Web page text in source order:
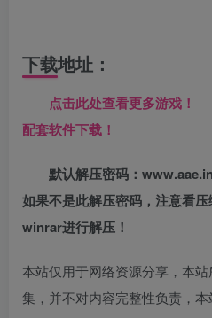
下载地址：
点击此处查看更多游戏！
配套软件下载！
默认解压密码：
如果不是此解压密码，注意看
winrar进行解压！
本站仅用于网络资源分享，本
集，并不对内容完整性负责，